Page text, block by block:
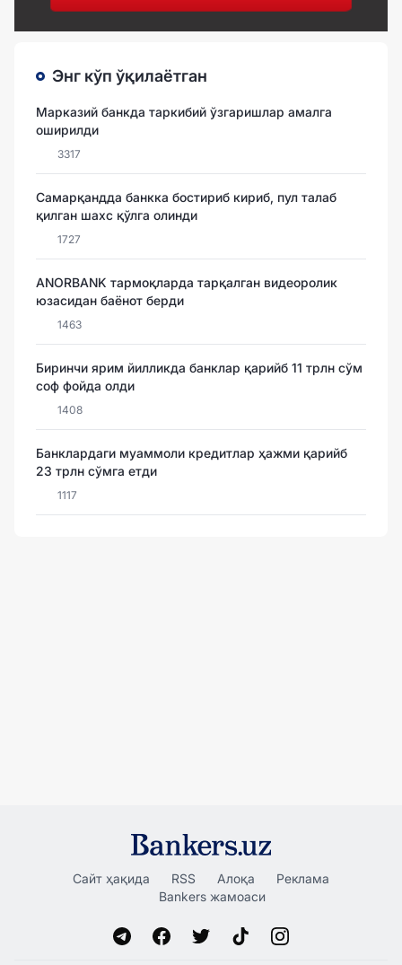
Энг кўп ўқилаётган
Марказий банкда таркибий ўзгаришлар амалга
оширилди
3317
Самарқандда банкка бостириб кириб, пул талаб
қилган шахс қўлга олинди
1727
ANORBANK тармоқларда тарқалган видеоролик
юзасидан баёнот берди
1463
Биринчи ярим йилликда банклар қарийб 11 трлн сўм
соф фойда олди
1408
Банклардаги муаммоли кредитлар ҳажми қарийб
23 трлн сўмга етди
1117
Сайт ҳақида RSS Алоқа
Реклама
Bankers жамоаси